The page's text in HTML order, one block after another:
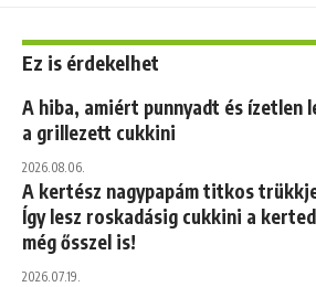
Ez is érdekelhet
A hiba, amiért punnyadt és ízetlen
a grillezett cukkini
2026.08.06.
A kertész nagypapám titkos
Így lesz roskadásig cukkini a
még ősszel is!
2026.07.19.